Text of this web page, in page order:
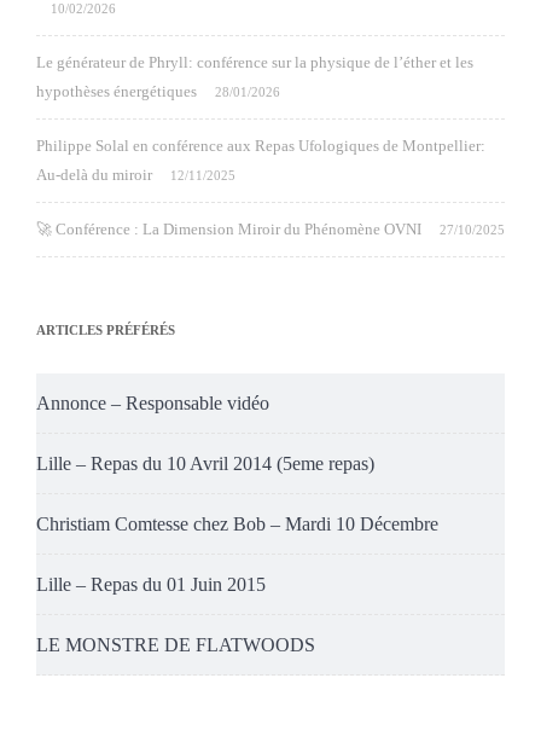
10/02/2026
Le générateur de Phryll: conférence sur la physique de l’éther et les
hypothèses énergétiques
28/01/2026
Philippe Solal en conférence aux Repas Ufologiques de Montpellier:
Au-delà du miroir
12/11/2025
🚀 Conférence : La Dimension Miroir du Phénomène OVNI 27/10/2025
ARTICLES PRÉFÉRÉS
Annonce – Responsable vidéo
Lille – Repas du 10 Avril 2014 (5eme repas)
Christiam Comtesse chez Bob – Mardi 10 Décembre
Lille – Repas du 01 Juin 2015
LE MONSTRE DE FLATWOODS